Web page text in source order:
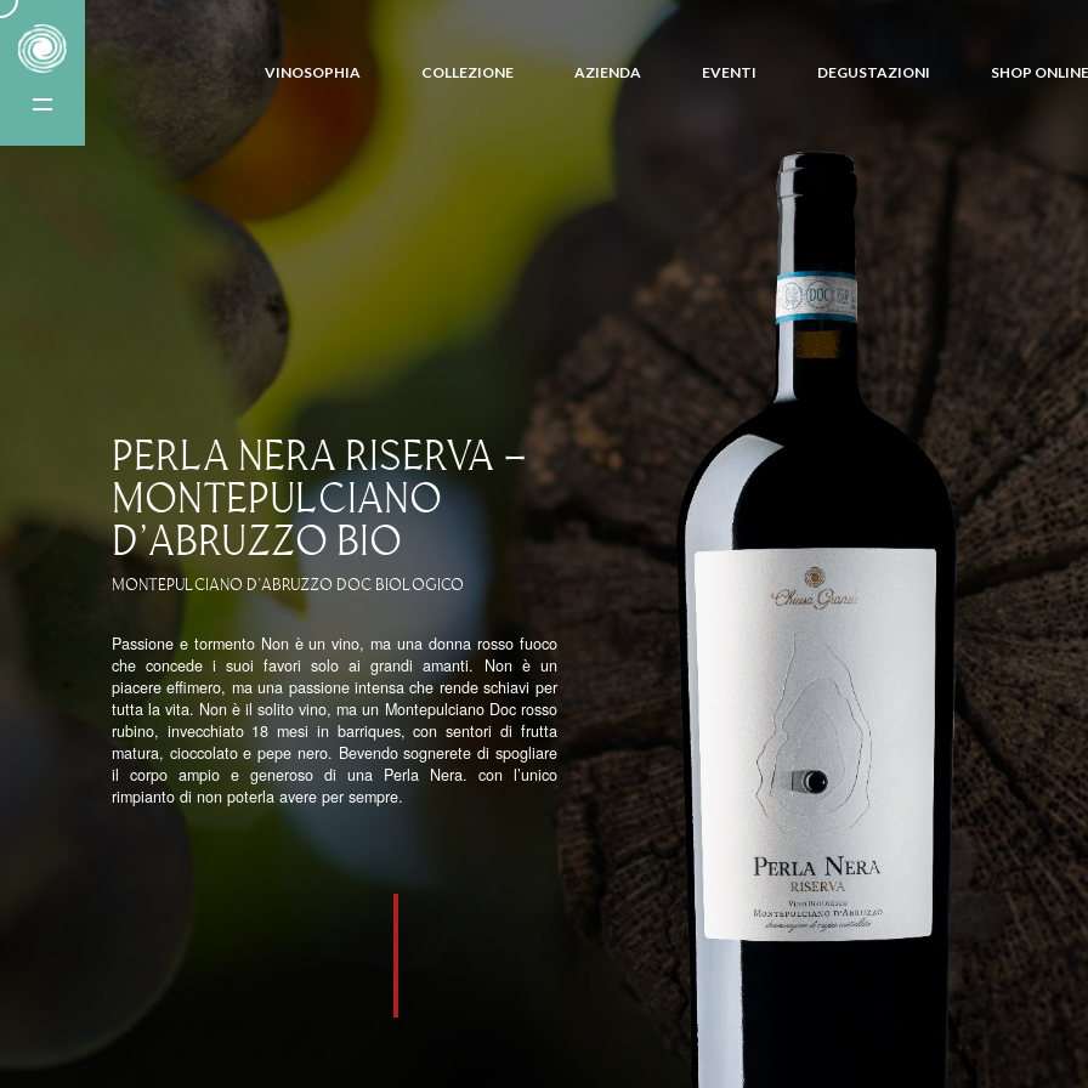
©2020 – Az. Agr. Chiusa Grande di Franco D’Eusanio
Restiamo in contatto
iscriviti alla nostra Newsletter per restare
sempre aggiornato sulle nostre iniziative
e promozioni
VINOSOPHIA COLLEZIONE AZIENDA EVENTI DEGUSTAZIONI SHOP ONLINE
PERLA NERA RISERVA –
MONTEPULCIANO
D’ABRUZZO BIO
MONTEPULCIANO D’ABRUZZO DOC BIOLOGICO
Passione e tormento Non è un vino, ma una donna rosso fuoco
che concede i suoi favori solo ai grandi amanti. Non è un
piacere effimero, ma una passione intensa che rende schiavi per
tutta la vita. Non è il solito vino, ma un Montepulciano Doc rosso
rubino, invecchiato 18 mesi in barriques, con sentori di frutta
matura, cioccolato e pepe nero. Bevendo sognerete di spogliare
il corpo ampio e generoso di una Perla Nera. con l’unico
rimpianto di non poterla avere per sempre.